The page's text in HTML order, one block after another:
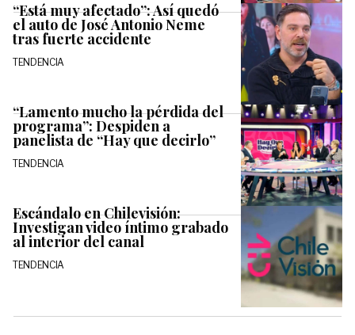
“Está muy afectado”: Así quedó
el auto de José Antonio Neme
tras fuerte accidente
TENDENCIA
“Lamento mucho la pérdida del
programa”: Despiden a
panelista de “Hay que decirlo”
TENDENCIA
Escándalo en Chilevisión:
Investigan video íntimo grabado
al interior del canal
TENDENCIA